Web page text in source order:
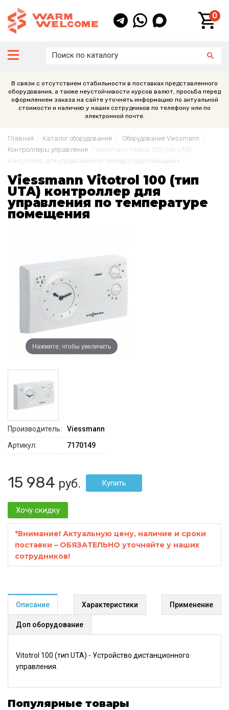
0
В связи с отсутствием стабильности в поставках представленного
оборудования, а также неустойчивости курсов валют, просьба перед
оформлением заказа на сайте уточнять информацию по актуальной
стоимости и наличию у наших сотрудников по телефону или по
электронной почте.
Главная Каталог оборудования Оборудование Viessmann
Контроллеры управления
Viessmann Vitotrol 100 (тип UTA)
контроллер для управления по температуре помещения
Viessmann Vitotrol 100 (тип
UTA) контроллер для
управления по температуре
помещения
Нажмите, чтобы увеличить
Производитель:
Viessmann
Артикул:
7170149
15 984 руб.
Хочу скидку
*Внимание! Актуальную цену, наличие и сроки
поставки – ОБЯЗАТЕЛЬНО уточняйте у наших
сотрудников!
Описание Характеристики Применение
Доп оборудование
Vitotrol 100 (тип UTA) - Устройство дистанционного
управления.
Популярные товары